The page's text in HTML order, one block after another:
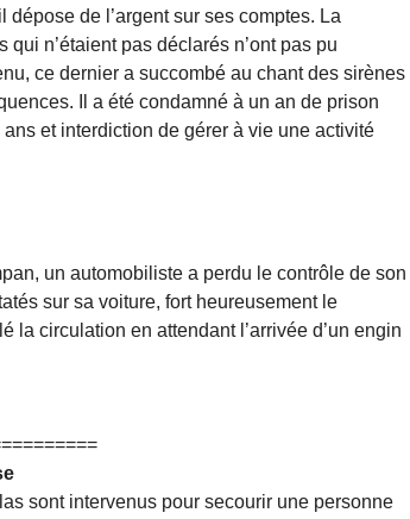
de l’argent sur ses comptes. La
n’étaient pas déclarés n’ont pas pu
ce dernier a succombé au chant des sirènes
Il a été condamné à un an de prison
et interdiction de gérer à vie une activité
un automobiliste a perdu le contrôle de son
sur sa voiture, fort heureusement le
la circulation en attendant l’arrivée d’un engin
sont intervenus pour secourir une personne